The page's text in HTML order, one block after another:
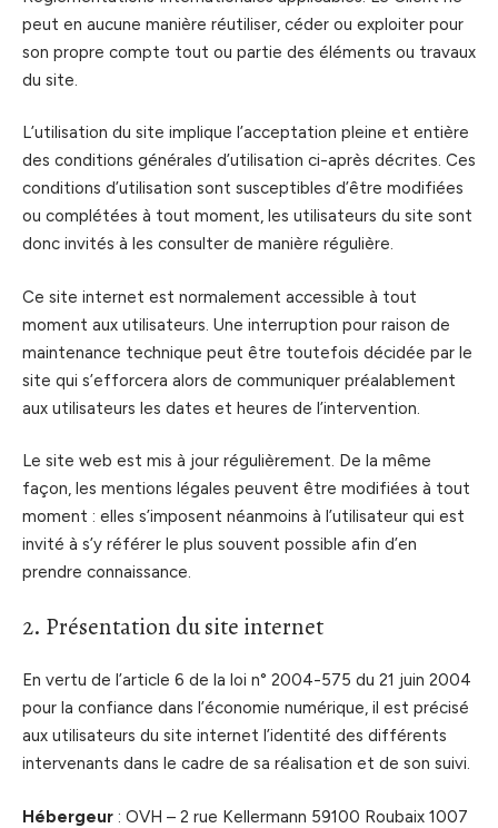
peut en aucune manière réutiliser, céder ou exploiter pour
son propre compte tout ou partie des éléments ou travaux
du site.
L’utilisation du site implique l’acceptation pleine et entière
des conditions générales d’utilisation ci-après décrites. Ces
conditions d’utilisation sont susceptibles d’être modifiées
ou complétées à tout moment, les utilisateurs du site sont
donc invités à les consulter de manière régulière.
Ce site internet est normalement accessible à tout
moment aux utilisateurs. Une interruption pour raison de
maintenance technique peut être toutefois décidée par le
site qui s’efforcera alors de communiquer préalablement
aux utilisateurs les dates et heures de l’intervention.
Le site web est mis à jour régulièrement. De la même
façon, les mentions légales peuvent être modifiées à tout
moment : elles s’imposent néanmoins à l’utilisateur qui est
invité à s’y référer le plus souvent possible afin d’en
prendre connaissance.
2. Présentation du site internet
En vertu de l’article 6 de la loi n° 2004-575 du 21 juin 2004
pour la confiance dans l’économie numérique, il est précisé
aux utilisateurs du site internet l’identité des différents
intervenants dans le cadre de sa réalisation et de son suivi.
Hébergeur : OVH – 2 rue Kellermann 59100 Roubaix 1007